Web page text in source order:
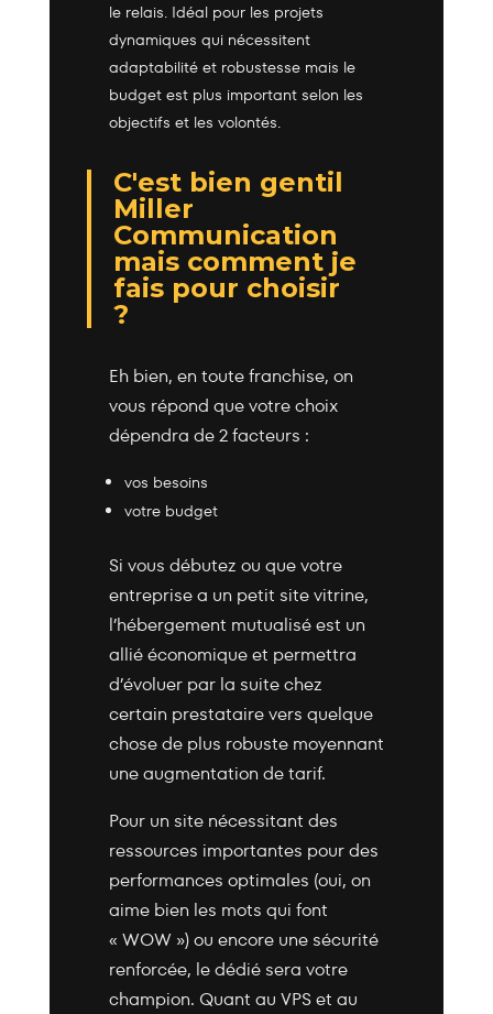
le relais. Idéal pour les projets
dynamiques qui nécessitent
adaptabilité et robustesse mais le
budget est plus important selon les
objectifs et les volontés.
C'est bien gentil
Miller
Communication
mais comment je
fais pour choisir
?
Eh bien, en toute franchise, on
vous répond que votre choix
dépendra de 2 facteurs :
vos besoins
votre budget
Si vous débutez ou que votre
entreprise a un petit site vitrine,
l’hébergement mutualisé est un
allié économique et permettra
d’évoluer par la suite chez
certain prestataire vers quelque
chose de plus robuste moyennant
une augmentation de tarif.
Pour un site nécessitant des
ressources importantes pour des
performances optimales (oui, on
aime bien les mots qui font
« WOW ») ou encore une sécurité
renforcée, le dédié sera votre
champion. Quant au VPS et au